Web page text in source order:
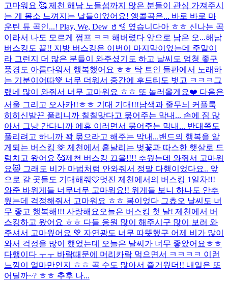
고마워요 🥰 제천 해남 노들섬까지 많은 분들이 관심 가져주시
는 게 몸소 느껴지는 날들이었어요! 앵콜곡은... 바로 바로 마
운틴 듀 곡인...! Play, We, Dew 🥤🫧 였습니다아 ㅎㅎ 신나는 곡
이라서 나도 모르게 쩜프 ㅋㅋ 해버렸다 앞으로 남은 오...해남
버스킹도 끝!! 지방 버스킹은 이번이 마지막이었는데 주말이
라 그런지 더 많은 분들이 와주셨기도 하고 날씨도 엄청 좋구
풍경도 아름다워서 행복했어요 ㅎㅎ 탁 트인 들판에서 노래하
는 기분이어따💚 너무 더워서 중간에 후드티도 벗고 ㅋㅋㅋ그
랬네 많이 와줘서 너무 고마워요 ㅎㅎ 또 놀러올게요❤️ 다음은
서울 그리고 오사카!!ㅎㅎ 기대 기대!!!남색과 줄무늬 커플룩
히히 신발끈 풀리니까 칠칠맞다고 묶어주는 막내... 손에 짐 많
아서 그냥 간다니까 에휴 이러면서 묶어주는 막내... 반대쪽도
풀리려고 하니까 꽉 묶으라고 해주는 막내...밴드의 행복을 알
게되는 버스킹 🫶 제천에서 흩날리는 벚꽃과 따스한 햇살로 드
럼치고 왔어요 🥰제천 버스킹 끄읕!!!! 추웠는데 와줘서 고마워
요😻 그래도 비가 마법처럼 안와줘서 정말 다행이었다요.. 앞
으로 갈 곳들도 기대해줘🩵멋진 제천에서의 버스킹 1일차!!!
와준 바위게들 너무너무 고마워요!! 위게들 보니 하나도 안추
웠는데 걱정해줘서 고마워요 ㅎㅎ 봄이었다 그쵸오 날씨도 너
무 좋고 행복해!!! 사랑해요 오늘은 버스킹 첫 날! 제천에서 버
스킹하고 왔어요 ㅎㅎ 다들 응원 많이 해주시구 많이 보러 와
주셔서 고마웠어요 💚 자연광도 너무 따뜻했구 어제 비가 많이
와서 걱정을 많이 했었는데 오늘은 날씨가 너무 좋았어요ㅎㅎ
다행이다 ㅜㅜ 바람때문에 머리카락 먹으면서 ㅋㅋㅋㅋ 이런
느낌이 얼마만인지 ㅎㅎ 곡 수도 많아서 즐거웠더!! 내일은 또
어딜까~? ㅎㅎ 추후 나...